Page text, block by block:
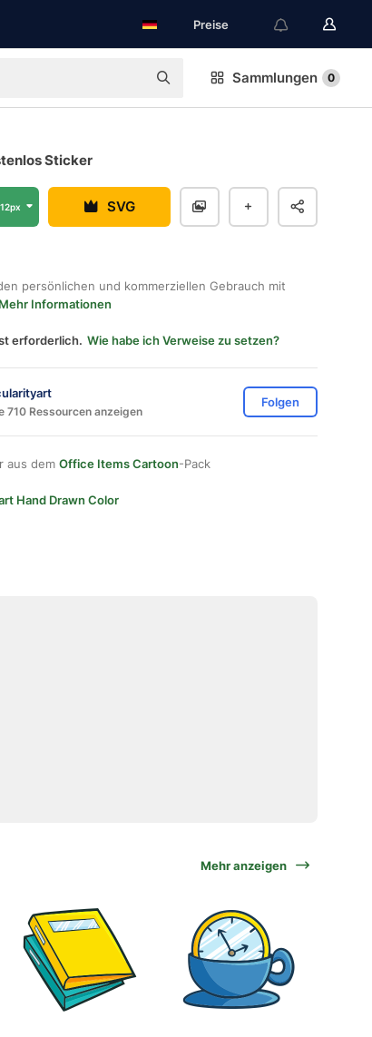
Preise
Sammlungen 0
Sticker
SVG
persönlichen und kommerziellen Gebrauch mit
Mehr Informationen
erforderlich. Wie habe ich Verweise zu setzen?
710 Ressourcen anzeigen
Folgen
aus dem Office Items Cartoon-Pack
Hand Drawn Color
Mehr anzeigen